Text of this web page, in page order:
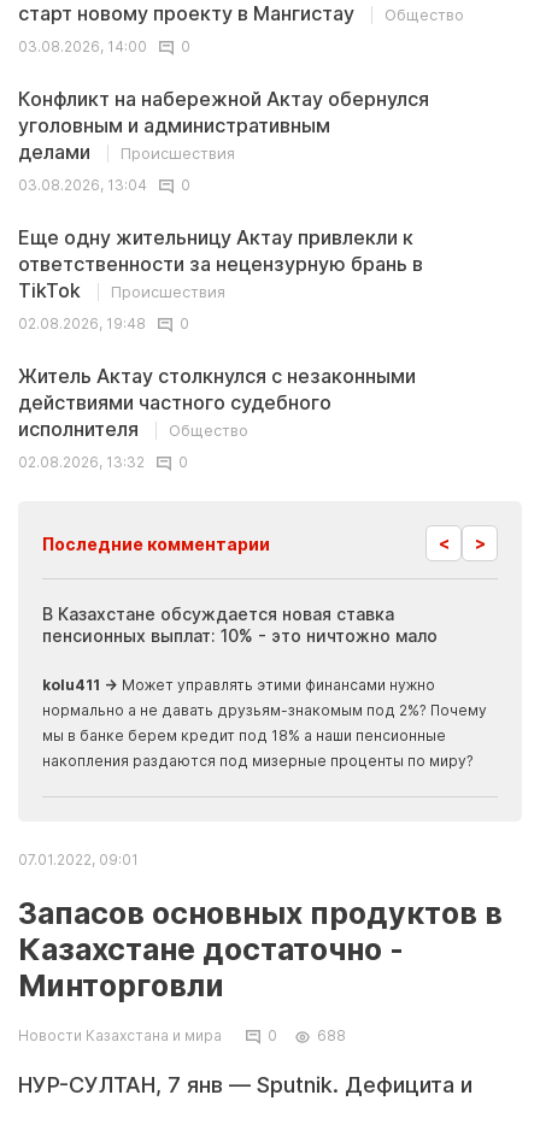
старт новому проекту в Мангистау
Общество
03.08.2026, 14:00
0
Конфликт на набережной Актау обернулся
уголовным и административным
делами
Происшествия
03.08.2026, 13:04
0
Еще одну жительницу Актау привлекли к
ответственности за нецензурную брань в
TikTok
Происшествия
02.08.2026, 19:48
0
Житель Актау столкнулся с незаконными
действиями частного судебного
исполнителя
Общество
02.08.2026, 13:32
0
Последние комментарии < >
В Казахстане обсуждается новая ставка
пенсионных выплат: 10% - это ничтожно мало
kolu411 → Может управлять этими финансами нужно
нормально а не давать друзьям-знакомым под 2%? Почему
мы в банке берем кредит под 18% а наши пенсионные
накопления раздаются под мизерные проценты по миру?
07.01.2022, 09:01
Запасов основных продуктов в
Казахстане достаточно -
Минторговли
Новости Казахстана и мира 0 688
НУР-СУЛТАН, 7 янв — Sputnik. Дефицита и